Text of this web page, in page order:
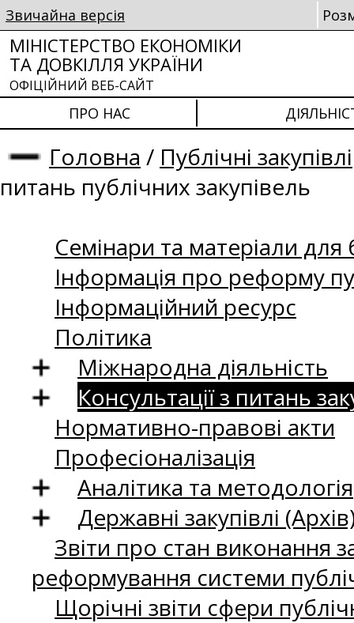
Звичайна версія
МІНІСТЕРСТВО ЕКОНОМІКИ
ТА ДОВКІЛЛЯ УКРАЇНИ
ОФІЦІЙНИЙ ВЕБ-САЙТ
ПРО НАС
Головна / Публічні закупівлі
питань публічних закупівель
Семінари та матеріали для
Інформація про реформу
Інформаційний ресурс
Політика
Міжнародна діяльність
Консультації з питань
Нормативно-правові акти
Професіоналізація
Аналітика та методологія
Державні закупівлі
Звіти про стан виконання
реформування системи
Щорічні звіти сфери